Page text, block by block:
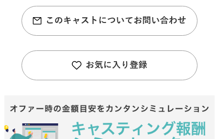
このキャストについてお問い合わせ
お気に入り登録